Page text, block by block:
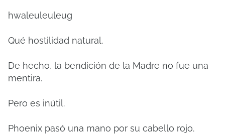
hwaleuleuleug
Qué hostilidad natural.
De hecho, la bendición de la Madre no fue una
mentira.
Pero es inútil.
Phoenix pasó una mano por su cabello rojo.